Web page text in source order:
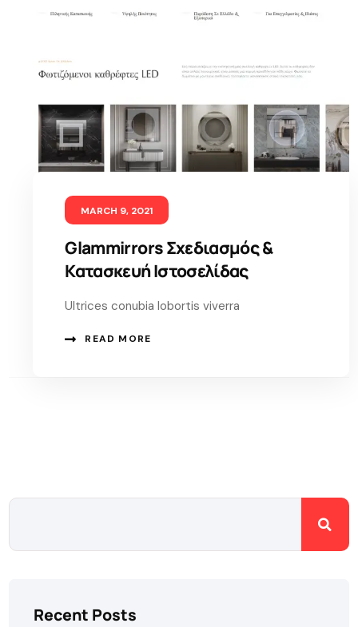
MARCH 9, 2021
Glammirrors Σχεδιασμός &
Κατασκευή Ιστοσελίδας
Ultrices conubia lobortis viverra
READ MORE
Recent Posts